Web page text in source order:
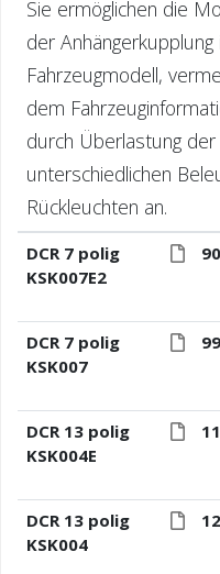
Sie ermöglichen die
der
Fahrzeugmodell,
dem
durch Überlastung
unterschiedlichen
Rückleuchten an.
DCR 7 polig
KSK007E2
DCR 7 polig
KSK007
DCR 13 polig
KSK004E
DCR 13 polig
KSK004